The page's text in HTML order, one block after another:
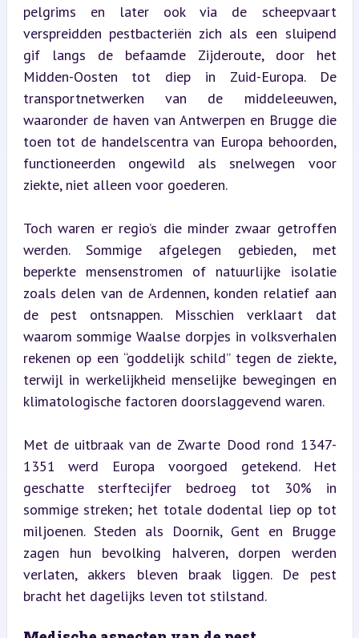
pelgrims en later ook via de scheepvaart
verspreidden pestbacteriën zich als een sluipend
gif langs de befaamde Zijderoute, door het
Midden-Oosten tot diep in Zuid-Europa. De
transportnetwerken van de middeleeuwen,
waaronder de haven van Antwerpen en Brugge die
toen tot de handelscentra van Europa behoorden,
functioneerden ongewild als snelwegen voor
ziekte, niet alleen voor goederen.
Toch waren er regio’s die minder zwaar getroffen
werden. Sommige afgelegen gebieden, met
beperkte mensenstromen of natuurlijke isolatie
zoals delen van de Ardennen, konden relatief aan
de pest ontsnappen. Misschien verklaart dat
waarom sommige Waalse dorpjes in volksverhalen
rekenen op een “goddelijk schild” tegen de ziekte,
terwijl in werkelijkheid menselijke bewegingen en
klimatologische factoren doorslaggevend waren.
Met de uitbraak van de Zwarte Dood rond 1347-
1351 werd Europa voorgoed getekend. Het
geschatte sterftecijfer bedroeg tot 30% in
sommige streken; het totale dodental liep op tot
miljoenen. Steden als Doornik, Gent en Brugge
zagen hun bevolking halveren, dorpen werden
verlaten, akkers bleven braak liggen. De pest
bracht het dagelijks leven tot stilstand.